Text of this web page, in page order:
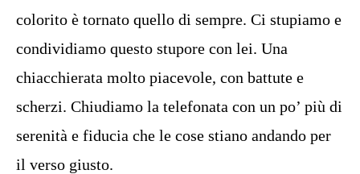
colorito è tornato quello di sempre. Ci stupiamo e
condividiamo questo stupore con lei. Una
chiacchierata molto piacevole, con battute e
scherzi. Chiudiamo la telefonata con un po’ più di
serenità e fiducia che le cose stiano andando per
il verso giusto.